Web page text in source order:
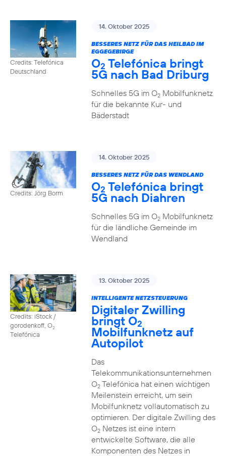
Credits: Telefónica
Deutschland
14. Oktober 2025
BESSERES NETZ FÜR DAS HEILBAD IM
EGGEGEBIRGE
O2 Telefónica bringt
5G nach Bad Driburg
Schnelles 5G im O2Mobilfunknetz
für die bekannte Kur- und
Bäderstadt
Credits: Jörg Borm
14. Oktober 2025
BESSERES NETZ FÜR DAS WENDLAND
O2 Telefónica bringt
5G nach Diahren
Schnelles 5G im O2Mobilfunknetz
für die ländliche Gemeinde im
Wendland
Credits: iStock /
gorodenkoff, O2
Telefónica
13. Oktober 2025
INTELLIGENTE NETZSTEUERUNG
Digitaler Zwilling
bringt O2
Mobilfunknetz auf
Autopilot
Das
Telekommunikationsunternehmen
O2Telefónica hat einen wichtigen
Meilenstein erreicht, um sein
Mobilfunknetz vollautomatisch zu
optimieren. Der digitale Zwilling des
O2Netzes ist eine intern
entwickelte Software, die alle
Komponenten des Netzes in